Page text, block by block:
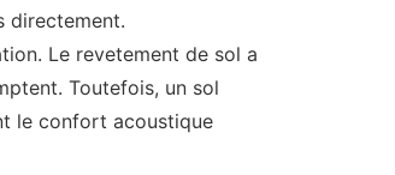
directement.
Le revetement de sol a
Toutefois, un sol
le confort acoustique